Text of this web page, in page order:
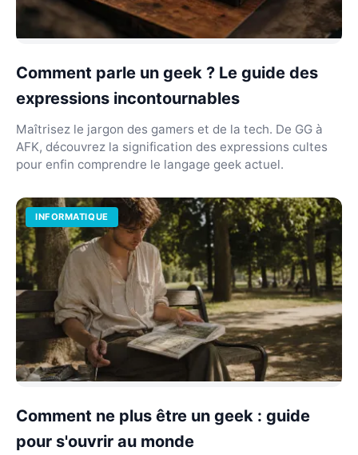
Comment parle un geek ? Le guide des
expressions incontournables
Maîtrisez le jargon des gamers et de la tech. De GG à
AFK, découvrez la signification des expressions cultes
pour enfin comprendre le langage geek actuel.
INFORMATIQUE
Comment ne plus être un geek : guide
pour s'ouvrir au monde